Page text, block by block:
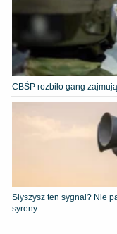
CBŚP rozbiło gang
Słyszysz ten sygnał? Nie
syreny